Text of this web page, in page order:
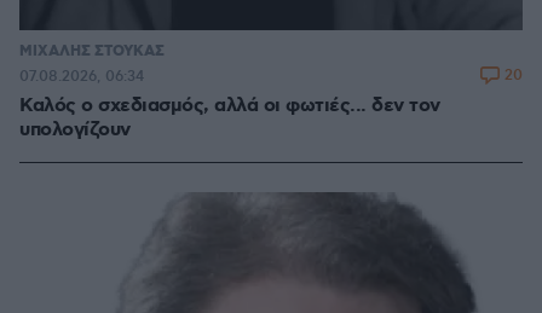
ΜΙΧΑΛΗΣ ΣΤΟΥΚΑΣ
Καλός ο σχεδιασμός, αλλά οι φωτιές... δεν τον
υπολογίζουν
07.08.2026, 06:34 20